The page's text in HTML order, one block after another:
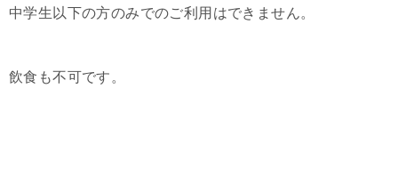
中学生以下の方のみでのご利用はできません。
飲食も不可です。